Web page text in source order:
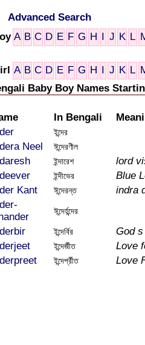
Advanced Search
A B C D E F G H I J K L
A B C D E F G H I J K L
Baby Boy Names
In Bengali
ইন্দের
Neel ঈন্দেরণীল
ইন্দারেশ
lord
ইন্দীভের
Blue
Kant
ঈন্দেরন্ত
indra
ঈন্দের্হন্দের
ইন্দের্বির
God
ইন্দের্জীত
Love
ইন্দের্প্রীত Love